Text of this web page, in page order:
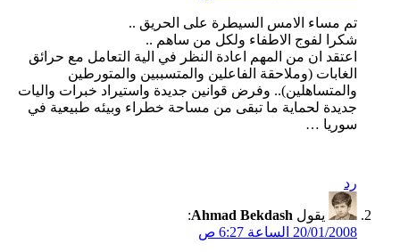
تم مساء اﻻمس السيطرة على الحريق ..
شكرا لفوج اﻻطفاء ولكل من ساهم ..
اعتقد ان من المهم اعادة النظر في الية التعامل مع حرائق
الغابات (وملاحقة الفاعلين والمتسببين والمتورطين
والمتساهلين).. وفرض قوانين جديدة واستيراد خبرات واليات
جديدة لحماية ما تبقى من مساحة خطراء وبيئه طبيعية في
سوريا …
رد
يقول Ahmad Bekdash
:
20/01/2008 الساعة 6:27 ص